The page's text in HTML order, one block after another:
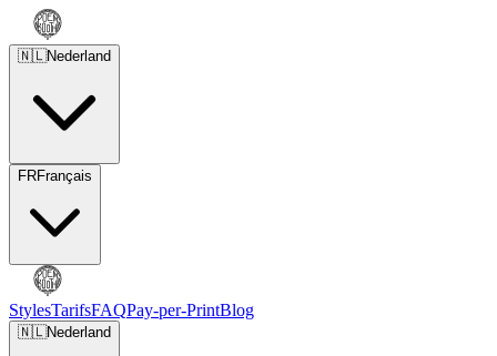
🇳🇱Nederland
FRFrançais
StylesTarifsFAQPay-per-PrintBlog
🇳🇱Nederland